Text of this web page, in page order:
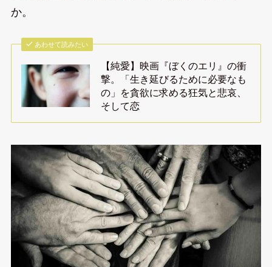
か。
あわせて読みたい
【純愛】映画『ぼくのエリ』の衝
撃。「生き延びるために必要なも
の」を貪欲に求める狂気と悲哀、
そして恋